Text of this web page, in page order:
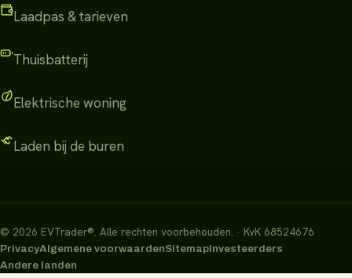
Laadpas & tarieven
Thuisbatterij
Elektrische woning
Laden bij de buren
© 2026 EVTrader®. Alle rechten voorbehouden. · KvK 68524676
PrivacyAlgemene voorwaardenSitemapInvesteerders
Andere landen